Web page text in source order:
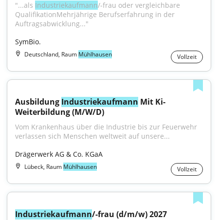
"...als Industriekaufmann/-frau oder vergleichbare
QualifikationMehrjährige Berufserfahrung in der
Auftragsabwicklung..."
SymBio.
Deutschland, Raum Mühlhausen Vollzeit
Ausbildung Industriekaufmann Mit Ki-
Weiterbildung (M/W/D)
Vom Krankenhaus über die Industrie bis zur Feuerwehr
verlassen sich Menschen weltweit auf unsere...
Drägerwerk AG & Co. KGaA
Lübeck, Raum Mühlhausen Vollzeit
Industriekaufmann/-frau (d/m/w) 2027